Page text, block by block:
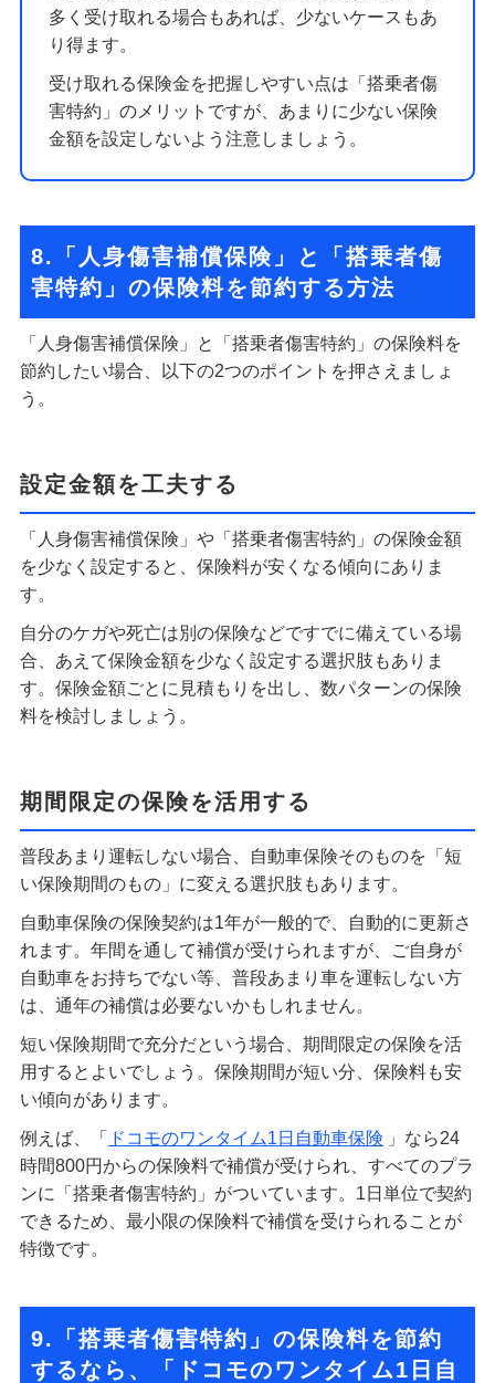
多く受け取れる場合もあれば、少ないケースもあ
り得ます。
受け取れる保険金を把握しやすい点は「搭乗者傷
害特約」のメリットですが、あまりに少ない保険
金額を設定しないよう注意しましょう。
8.「人身傷害補償保険」と「搭乗者傷
害特約」の保険料を節約する方法
「人身傷害補償保険」と「搭乗者傷害特約」の保険料を
節約したい場合、以下の2つのポイントを押さえましょ
う。
設定金額を工夫する
「人身傷害補償保険」や「搭乗者傷害特約」の保険金額
を少なく設定すると、保険料が安くなる傾向にありま
す。
自分のケガや死亡は別の保険などですでに備えている場
合、あえて保険金額を少なく設定する選択肢もありま
す。保険金額ごとに見積もりを出し、数パターンの保険
料を検討しましょう。
期間限定の保険を活用する
普段あまり運転しない場合、自動車保険そのものを「短
い保険期間のもの」に変える選択肢もあります。
自動車保険の保険契約は1年が一般的で、自動的に更新さ
れます。年間を通して補償が受けられますが、ご自身が
自動車をお持ちでない等、普段あまり車を運転しない方
は、通年の補償は必要ないかもしれません。
短い保険期間で充分だという場合、期間限定の保険を活
用するとよいでしょう。保険期間が短い分、保険料も安
い傾向があります。
例えば、「 ドコモのワンタイム1日自動車保険 」なら24
時間800円からの保険料で補償が受けられ、すべてのプラ
ンに「搭乗者傷害特約」がついています。1日単位で契約
できるため、最小限の保険料で補償を受けられることが
特徴です。
9.「搭乗者傷害特約」の保険料を節約
するなら、「ドコモのワンタイム1日自